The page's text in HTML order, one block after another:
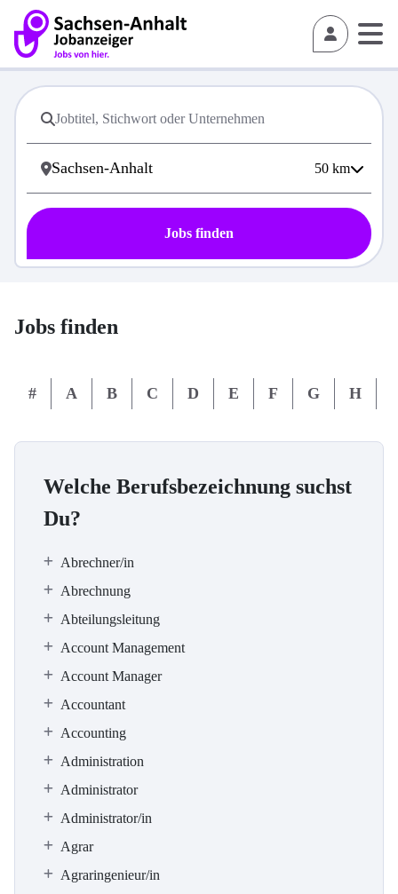
50 km
Jobs finden
Jobs finden
# A B C D E F G H
Welche Berufsbezeichnung suchst
Du?
Abrechner/in
Abrechnung
Abteilungsleitung
Account Management
Account Manager
Accountant
Accounting
Administration
Administrator
Administrator/in
Agrar
Agraringenieur/in